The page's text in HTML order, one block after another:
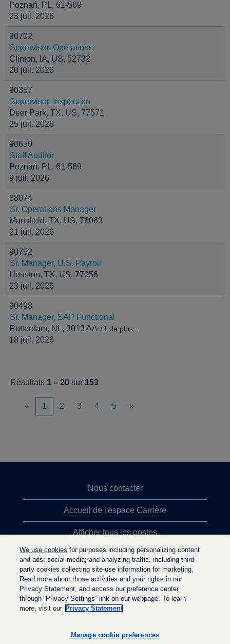
Poznań, PL, 61-569
23 juil. 2026
90702
Supervisor, Operations
Clinton, IA, US, 52732
20 juil. 2026
90357
Supervisor, Inspection
Deer Park, TX, US, 77571
25 juil. 2026
90650
Staff Auditor
Poznań, PL, 61-569
9 juil. 2026
88074
Sr. Operations Manager
Mansfield, TX, US, 76063
21 juil. 2026
90752
Sr. Manager, U.S. Payroll
Houston, TX, US, 77056
23 juil. 2026
90498
Sr. Manager, SAP Functional
Rotterdam, NL, 3013 AA +1 de plus…
18 juil. 2026
Résultats 1 – 20 sur 153
« 1 2 3 4 5 »
Nous contacter
Accueil de l'espace Carrière
Afficher tous les postes
Principales recherches d'emploi
Politique de confidentialité
o
o
We use cookies for purposes including personalizing content
and ads; social media; and analyzing traffic, including third-
party cookies collecting site-use information for marketing.
Read more about those activities and your rights in our
Privacy Statement, and access our preference center
through “Privacy Settings” link on our webpage. To learn
more, visit our Privacy Statement
Manage cookie preferences